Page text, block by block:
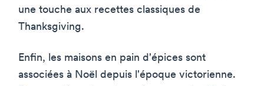
une touche aux recettes classiques de
Thanksgiving.
Enfin, les maisons en pain d'épices sont
associées à Noël depuis l'époque victorienne.